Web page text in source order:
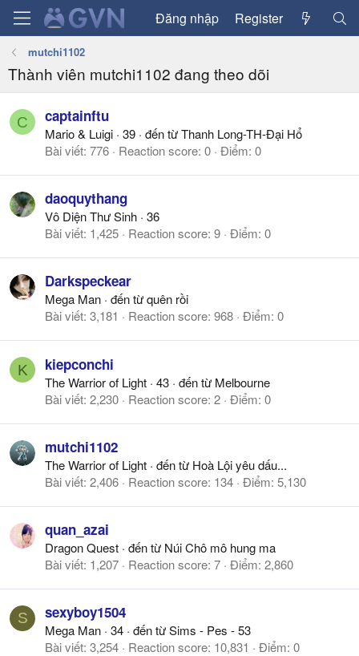
Đăng nhập Register
mutchi1102
Thành viên mutchi1102 đang theo dõi
C captainftu
Mario & Luigi · 39 · đến từThanh Long-TH-Đại Hổ
Bài viết 776 Reaction score 0 Điểm 0
daoquythang
Vô Diện Thư Sinh · 36
Bài viết 1,425 Reaction score 9 Điểm 0
Darkspeckear
Mega Man · đến từquên rồi
Bài viết 3,181 Reaction score 968 Điểm 0
K kiepconchi
The Warrior of Light · 43 · đến từ Melbourne
Bài viết 2,230 Reaction score 2 Điểm 0
mutchi1102
The Warrior of Light · đến từ Hoà Lội yêu dấu...
Bài viết 2,406 Reaction score 134 Điểm 5,130
quan_azai
Dragon Quest · đến từ Núi Chô mô hung ma
Bài viết 1,207 Reaction score 7 Điểm 2,860
S sexyboy1504
Mega Man · 34 · đến từSims - Pes - 53
Bài viết 3,254 Reaction score 10,831 Điểm 0